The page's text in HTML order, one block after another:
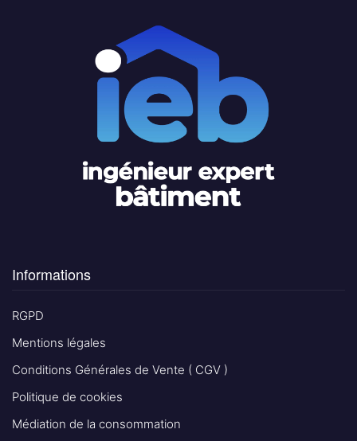
Informations
RGPD
Mentions légales
Conditions Générales de Vente ( CGV )
Politique de cookies
Médiation de la consommation